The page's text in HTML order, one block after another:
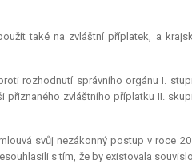
také na zvláštní příplatek, a
rozhodnutí správního orgánu I.
zvláštního příplatku II.
svůj nezákonný postup v roce
s tím, že by existovala